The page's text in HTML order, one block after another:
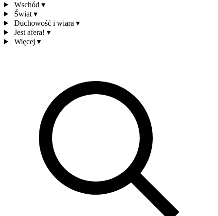
Wschód ▾
Świat ▾
Duchowość i wiara ▾
Jest afera! ▾
Więcej ▾